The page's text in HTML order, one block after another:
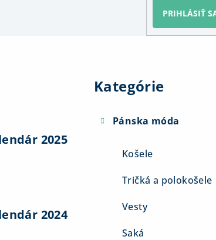
PRIHLÁSIŤ
2025
2024
Kategórie
Pánska móda
Košele
Tričká a polokošele
Vesty
Saká